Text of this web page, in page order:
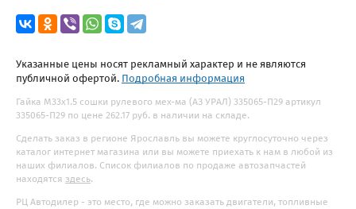
Указанные цены носят рекламный характер и не являются
публичной офертой. Подробная информация
Гайка М33х1.5 сошки рулевого мех-ма (АЗ УРАЛ) 335065-П29 артикул
335065-П29 по цене 262.17 руб. в наличии на складе.
Сделать заказ в регионе Ярославль вы можете круглосуточно через
каталог интернет магазина или вы можете приехать к нам в любой из
наших филиалов. Список филиалов по продаже автозапчастей
находятся здесь.
РЦ Автодилер - это место, где можно заказать двигатели, топливные